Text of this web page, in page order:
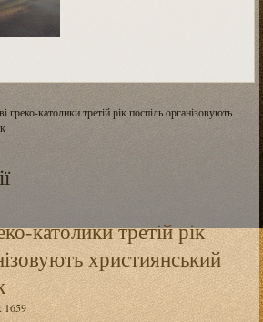
греко-католики третій рік поспіль організовують
католики третій рік
християнський
1659